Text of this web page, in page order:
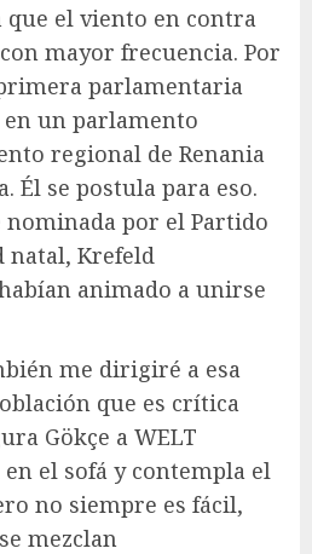
el viento en contra
mayor frecuencia. Por
parlamentaria
un parlamento
regional de Renania
Él se postula para eso.
nominada por el Partido
natal, Krefeld
animado a unirse
me dirigiré a esa
que es crítica
Gökçe a WELT
el sofá y contempla el
no siempre es fácil,
mezclan